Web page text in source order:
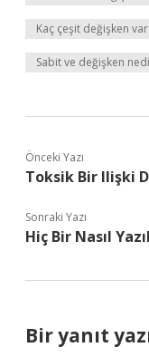
Kaç çeşit değişken
Sabit ve değişken
Önceki Yazı
Toksik Bir Ilişki
Sonraki Yazı
Hiç Bir Nasıl
Bir yanıt